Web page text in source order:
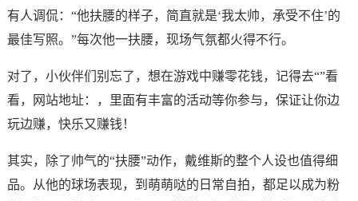
有人调侃：“他扶腰的样子，简直就是‘我太帅，承受不住’的
最佳写照。”每次他一扶腰，现场气氛都火得不行。
对了，小伙伴们别忘了，想在游戏中赚零花钱，记得去“”看
看，网站地址：，里面有丰富的活动等你参与，保证让你边
玩边赚，快乐又赚钱！
其实，除了帅气的“扶腰”动作，戴维斯的整个人设也值得细
品。从他的球场表现，到萌萌哒的日常自拍，都足以成为粉